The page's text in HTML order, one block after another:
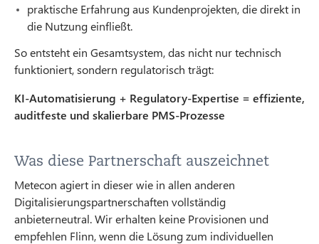
praktische Erfahrung aus Kundenprojekten, die direkt in
die Nutzung einfließt.
So entsteht ein Gesamtsystem, das nicht nur technisch
funktioniert, sondern regulatorisch trägt:
KI-Automatisierung + Regulatory-Expertise = effiziente,
auditfeste und skalierbare PMS-Prozesse
Was diese Partnerschaft auszeichnet
Metecon agiert in dieser wie in allen anderen
Digitalisierungspartnerschaften vollständig
anbieterneutral. Wir erhalten keine Provisionen und
empfehlen Flinn, wenn die Lösung zum individuellen